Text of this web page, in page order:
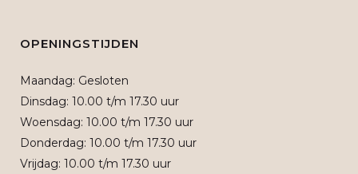
OPENINGSTIJDEN
Maandag: Gesloten
Dinsdag: 10.00 t/m 17.30 uur
Woensdag: 10.00 t/m 17.30 uur
Donderdag: 10.00 t/m 17.30 uur
Vrijdag: 10.00 t/m 17.30 uur